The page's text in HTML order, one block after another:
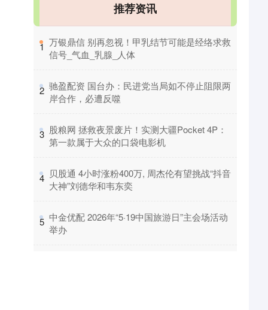
推荐资讯
1 ​万银鼎信 别再忽视！甲乳结节可能是经络求救
信号_气血_乳腺_人体
2 ​驰盈配资 国台办：民进党当局如不停止阻限两
岸合作，必遭反噬
3 ​股粮网 拯救夜景废片！实测大疆Pocket 4P：
第一款属于大众的口袋电影机
4 ​贝股通 4小时涨粉400万, 周杰伦有望挑战“抖音
大神”刘德华和韦东奕
5 ​中金优配 2026年“5·19中国旅游日”主会场活动
举办